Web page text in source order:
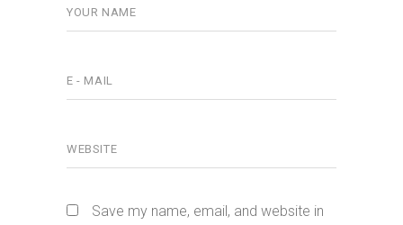
Save my name, email, and website in